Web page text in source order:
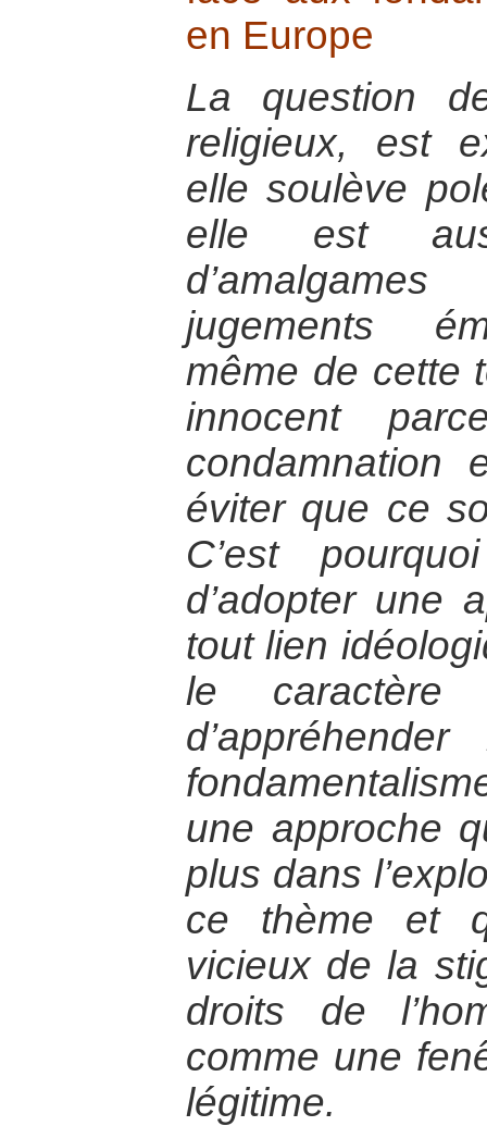
en Europe
La question
religieux, est
elle soulève
elle est
jugements
même de cette
innocent
éviter que ce
C’est
d’adopter une
tout lien
le caractère
une approche
plus dans
ce thème et
vicieux de la
droits de
comme une
légitime.